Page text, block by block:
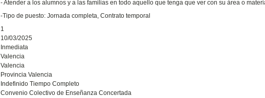
- Atender a los alumnos y a las familias en todo aquello que tenga que ver con su área o
-Tipo de puesto: Jornada completa, Contrato temporal
1
10/03/2025
Inmediata
Valencia
Valencia
Provincia Valencia
Indefinido Tiempo Completo
Convenio Colectivo de Enseñanza Concertada